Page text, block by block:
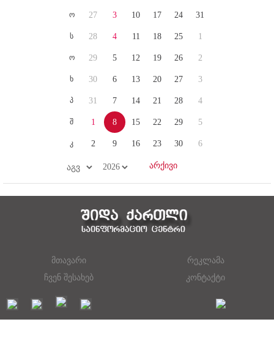
ო
ს
ო
ხ
პ
შ
კ
27
28
29
30
31
1
2
3
4
5
6
7
8
9
10
11
12
13
14
15
16
17
18
19
20
21
22
23
24
25
26
27
28
29
30
31
1
2
3
4
5
6
მთავარი
რეკლამა
ჩვენ შესახებ
კონტაქტი